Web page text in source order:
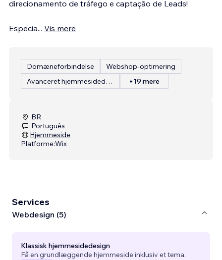
direcionamento de tráfego e captação de Leads!
Especia... Vis mere
Domæneforbindelse
Webshop-optimering
Avanceret hjemmesidedesign
+19 mere
BR
Português
Hjemmeside
Platforme:Wix
Services
Webdesign (5)
Klassisk hjemmesidedesign
Få en grundlæggende hjemmeside inklusiv et tema.